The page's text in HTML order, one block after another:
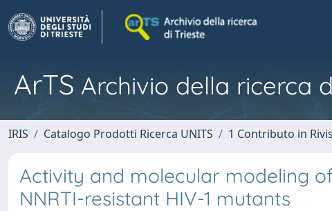
ArTS Archivio della ricerca
IRIS Catalogo Prodotti Ricerca UNITS 1 Contributo in
Activity and molecular modeling
NNRTI-resistant HIV-1 mutants